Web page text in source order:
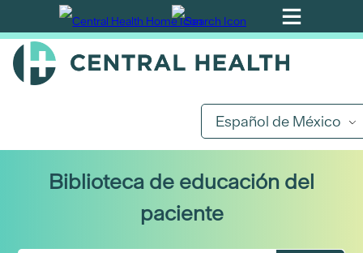
Ir
al
contenido
Español de México
Biblioteca de educación del
paciente